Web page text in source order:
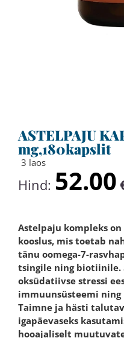
ASTELPAJU
mg,180kapslit
3 laos
Hind: 52.00
Astelpaju kompleks
kooslus, mis toetab
tänu oomega-7-
tsingile ning biotiinile.
oksüdatiivse stressi
immuunsüsteemi
Taimne ja hästi
igapäevaseks
hooajaliselt